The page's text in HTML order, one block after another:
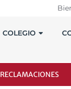
COLEGIO
RECLAMACIONES